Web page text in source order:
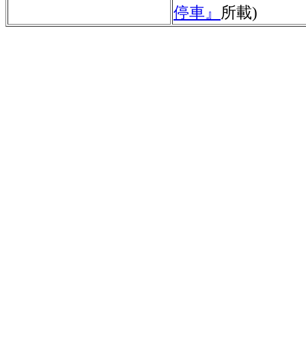
停車』 所載)